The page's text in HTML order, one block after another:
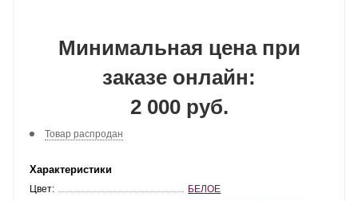
Минимальная цена при
заказе онлайн:
2 000 руб.
Товар распродан
Характеристики
Цвет:
БЕЛОЕ